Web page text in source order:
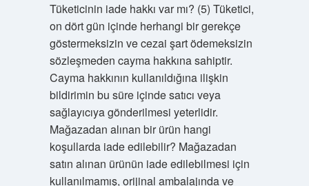
Tüketicinin iade hakkı var mı? (5) Tüketici,
on dört gün içinde herhangi bir gerekçe
göstermeksizin ve cezai şart ödemeksizin
sözleşmeden cayma hakkına sahiptir.
Cayma hakkının kullanıldığına ilişkin
bildirimin bu süre içinde satıcı veya
sağlayıcıya gönderilmesi yeterlidir.
Mağazadan alınan bir ürün hangi
koşullarda iade edilebilir? Mağazadan
satın alınan ürünün iade edilebilmesi için
kullanılmamış, orijinal ambalajında ​​ve